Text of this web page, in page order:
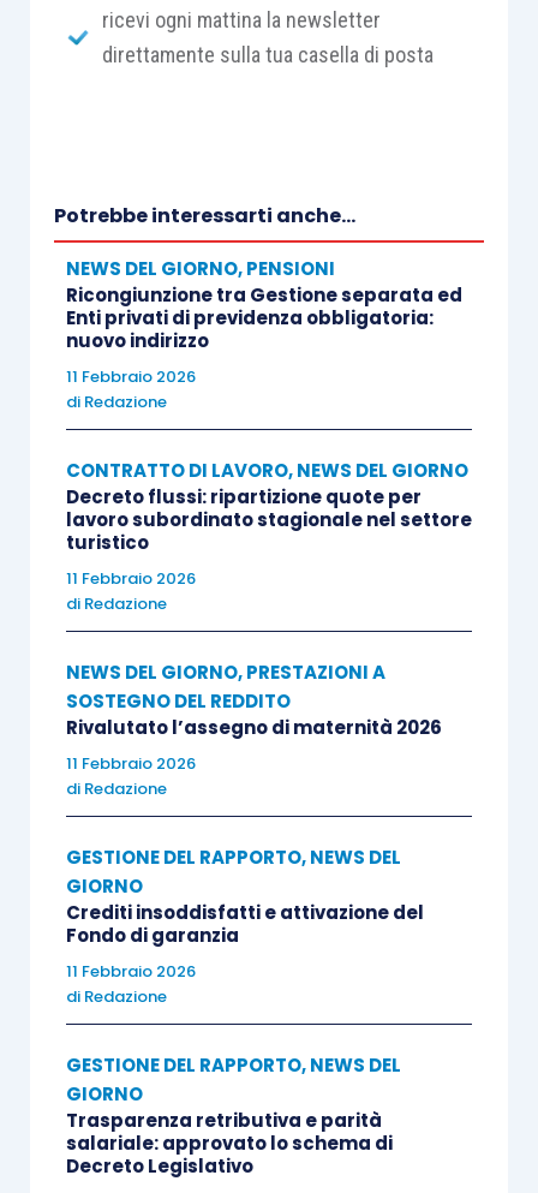
ricevi ogni mattina la newsletter
direttamente sulla tua casella di posta
Potrebbe interessarti anche...
NEWS DEL GIORNO,PENSIONI
Ricongiunzione tra Gestione separata ed
Enti privati di previdenza obbligatoria:
nuovo indirizzo
11 Febbraio 2026
di Redazione
CONTRATTO DI LAVORO,NEWS DEL GIORNO
Decreto flussi: ripartizione quote per
lavoro subordinato stagionale nel settore
turistico
11 Febbraio 2026
di Redazione
NEWS DEL GIORNO,PRESTAZIONI A
SOSTEGNO DEL REDDITO
Rivalutato l’assegno di maternità 2026
11 Febbraio 2026
di Redazione
GESTIONE DEL RAPPORTO,NEWS DEL
GIORNO
Crediti insoddisfatti e attivazione del
Fondo di garanzia
11 Febbraio 2026
di Redazione
GESTIONE DEL RAPPORTO,NEWS DEL
GIORNO
Trasparenza retributiva e parità
salariale: approvato lo schema di
Decreto Legislativo